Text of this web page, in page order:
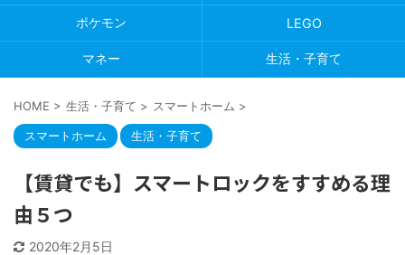
ポケモン LEGO
マネー 生活・子育て
HOME > 生活・子育て > スマートホーム >
スマートホーム 生活・子育て
【賃貸でも】スマートロックをすすめる理
由５つ
2020年2月5日